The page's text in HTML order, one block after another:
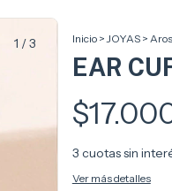
1 /3 Inicio >JOYAS >
EAR
3 cuotas sin
Ver más detalles